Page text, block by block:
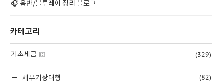
🎧 음반/블루레이 정리 블로그
카테고리
기초세금 (329)
세무기장대행 (82)